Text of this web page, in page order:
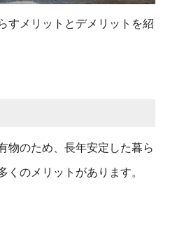
すメリットとデメリットを紹
物のため、長年安定した暮ら
くのメリットがあります。